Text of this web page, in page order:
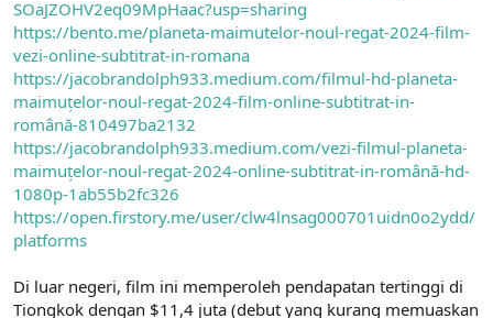
SOaJZOHV2eq09MpHaac?usp=sharing
https://bento.me/planeta-maimutelor-noul-regat-2024-film-
vezi-online-subtitrat-in-romana
https://jacobrandolph933.medium.com/filmul-hd-planeta-
maimuțelor-noul-regat-2024-film-online-subtitrat-in-
română-810497ba2132
https://jacobrandolph933.medium.com/vezi-filmul-planeta-
maimuțelor-noul-regat-2024-online-subtitrat-in-română-hd-
1080p-1ab55b2fc326
https://open.firstory.me/user/clw4lnsag000701uidn0o2ydd/
platforms
Di luar negeri, film ini memperoleh pendapatan tertinggi di
Tiongkok dengan $11,4 juta (debut yang kurang memuaskan